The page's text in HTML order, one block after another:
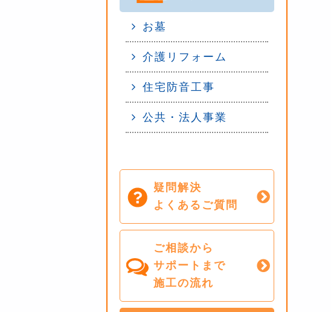
お墓
介護リフォーム
住宅防音工事
公共・法人事業
疑問解決
よくあるご質問
ご相談から
サポートまで
施工の流れ